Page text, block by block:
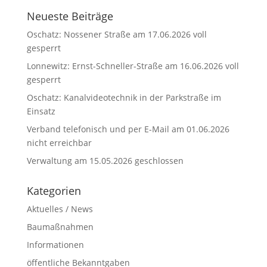
Neueste Beiträge
Oschatz: Nossener Straße am 17.06.2026 voll
gesperrt
Lonnewitz: Ernst-Schneller-Straße am 16.06.2026 voll
gesperrt
Oschatz: Kanalvideotechnik in der Parkstraße im
Einsatz
Verband telefonisch und per E-Mail am 01.06.2026
nicht erreichbar
Verwaltung am 15.05.2026 geschlossen
Kategorien
Aktuelles / News
Baumaßnahmen
Informationen
öffentliche Bekanntgaben